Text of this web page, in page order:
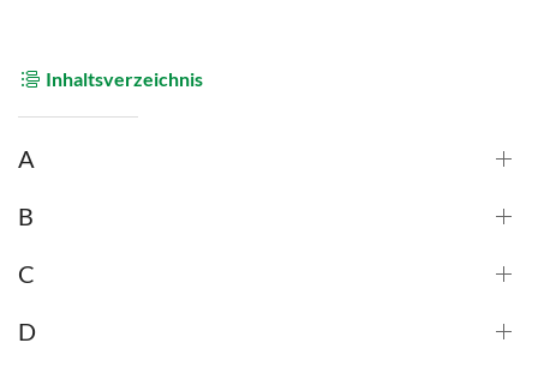
Inhaltsverzeichnis
A
B
C
D